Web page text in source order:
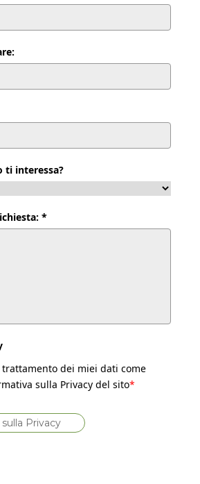
ti interessa?
*
trattamento dei miei dati come
sulla Privacy del sito*
Privacy